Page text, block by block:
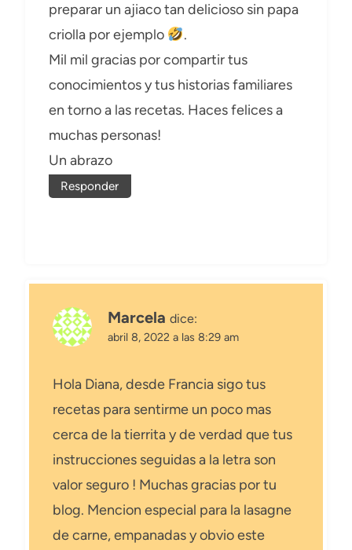
preparar un ajiaco tan delicioso sin papa
criolla por ejemplo
.
Mil mil gracias por compartir tus
conocimientos y tus historias familiares
en torno a las recetas. Haces felices a
muchas personas!
Un abrazo
Responder
Marcela dice:
abril 8, 2022 a las 8:29 am
Hola Diana, desde Francia sigo tus
recetas para sentirme un poco mas
cerca de la tierrita y de verdad que tus
instrucciones seguidas a la letra son
valor seguro ! Muchas gracias por tu
blog. Mencion especial para la lasagne
de carne, empanadas y obvio este